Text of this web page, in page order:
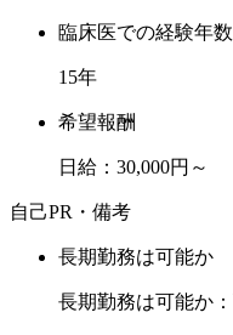
臨床医での経験年数
15年
希望報酬
日給：30,000円～
自己PR・備考
長期勤務は可能か
長期勤務は可能か